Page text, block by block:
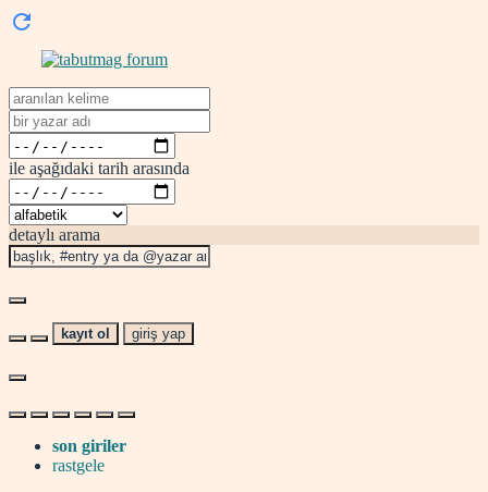
ile aşağıdaki tarih arasında
detaylı arama
kayıt ol giriş yap
son giriler
rastgele